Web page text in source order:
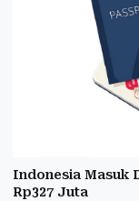
Indonesia Masuk
Rp327 Juta